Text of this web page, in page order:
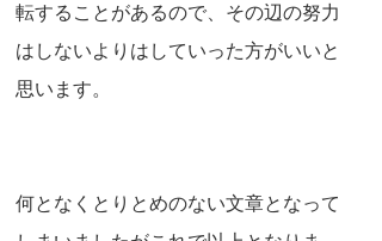
転することがあるので、その辺の努力
はしないよりはしていった方がいいと
思います。
何となくとりとめのない文章となって